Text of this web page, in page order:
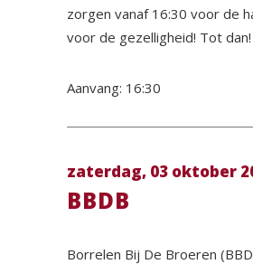
zorgen vanaf 16:30 voor de
voor de gezelligheid! Tot dan!
Aanvang: 16:30
zaterdag, 03 oktober
BBDB
Borrelen Bij De Broeren